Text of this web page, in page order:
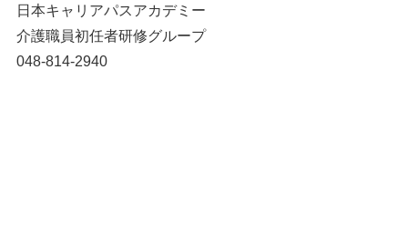
日本キャリアパスアカデミー
介護職員初任者研修グループ
048-814-2940